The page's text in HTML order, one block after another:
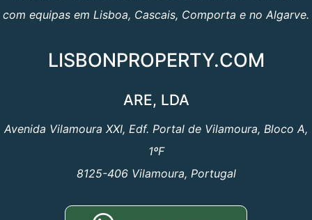
com equipas em Lisboa, Cascais, Comporta e no Algarve.
LISBONPROPERTY.COM
ARE, LDA
Avenida Vilamoura XXI, Edf. Portal de Vilamoura, Bloco A,
1ºF
8125-406 Vilamoura, Portugal